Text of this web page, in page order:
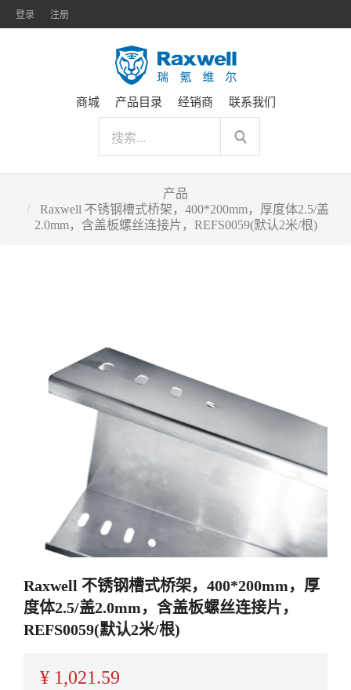
登录 注册
商城 产品目录 经销商 联系我们
产品
Raxwell 不锈钢槽式桥架，400*200mm，厚度体2.5/盖
2.0mm，含盖板螺丝连接片，REFS0059(默认2米/根)
Raxwell 不锈钢槽式桥架，400*200mm，厚
度体2.5/盖2.0mm，含盖板螺丝连接片，
REFS0059(默认2米/根)
¥ 1,021.59